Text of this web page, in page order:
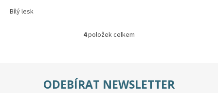
Bílý lesk
O
a
4položek celkem
ODEBÍRAT NEWSLETTER